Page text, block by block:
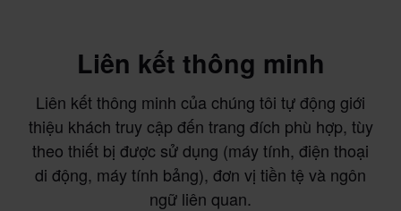
Liên kết thông minh
Liên kết thông minh của chúng tôi tự động giới
thiệu khách truy cập đến trang đích phù hợp, tùy
theo thiết bị được sử dụng (máy tính, điện thoại
di động, máy tính bảng), đơn vị tiền tệ và ngôn
ngữ liên quan.